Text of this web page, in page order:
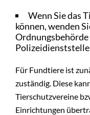
Wenn Sie das
können, wenden
Ordnungsbehörde
Für Fundtiere ist
zuständig. Diese
Tierschutzvereine
Einrichtungen